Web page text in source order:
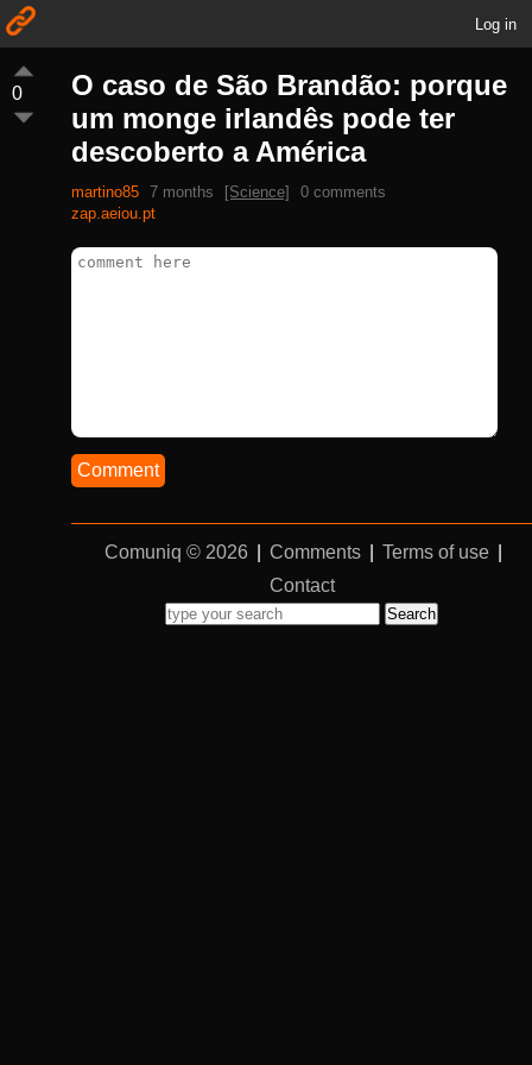
Log in
0
O caso de São Brandão: porque
um monge irlandês pode ter
descoberto a América
martino85 7 months [Science]
0 comments
zap.aeiou.pt
Comment
Comuniq © 2026 Comments Terms of use
Contact
Search